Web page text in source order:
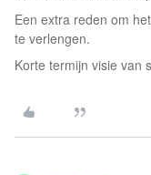
Een extra reden om
te verlengen.
Korte termijn visie van